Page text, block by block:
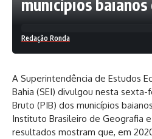
municípios baianos
Redação Ronda
A Superintendência de Estudos
Bahia (SEI) divulgou nesta
Bruto (PIB) dos municípios
Instituto Brasileiro de Geografia
resultados mostram que, em